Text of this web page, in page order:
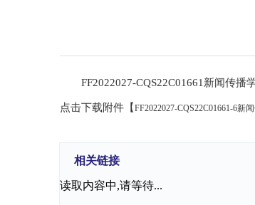
FF2022027-CQS22C01661新闻传
点击下载附件【 FF2022027-CQS22C01661-6
相关链接
读取内容中,请等待...